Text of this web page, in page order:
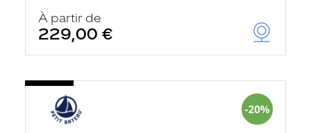
À partir de
229,00 €